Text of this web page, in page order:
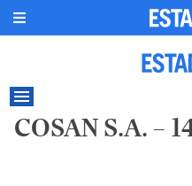
COSAN S.A. –